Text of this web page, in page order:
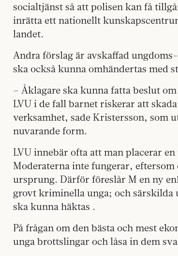
socialtjänst så att polisen kan få
inrätta ett nationellt
landet.
Andra förslag är avskaffad
ska också kunna omhändertas med
– Åklagare ska kunna fatta beslut
LVU i de fall barnet riskerar att
verksamhet, sade Kristersson, som
nuvarande form.
LVU innebär ofta att man placerar
Moderaterna inte fungerar,
ursprung. Därför föreslår M en ny
grovt kriminella unga; och
ska kunna häktas .
På frågan om den bästa och mest
unga brottslingar och låsa in dem